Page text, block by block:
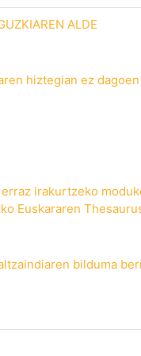
ALDE
hiztegian ez
irakurtzeko
Euskararen
bilduma